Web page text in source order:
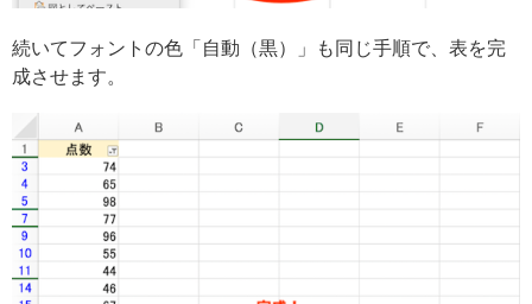
続いてフォントの色「自動（黒）」も同じ手順で、表を完
成させます。